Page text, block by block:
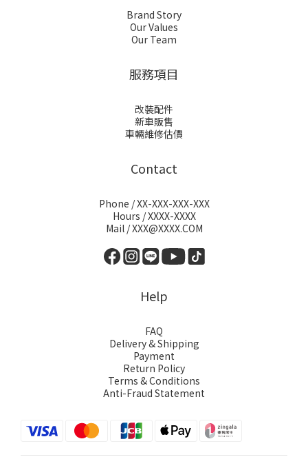
Brand Story
Our Values
Our Team
服務項目
改裝配件
新車販售
車輛維修估價
Contact
Phone / XX-XXX-XXX-XXX
Hours / XXXX-XXXX
Mail / XXX@XXXX.COM
Help
FAQ
Delivery & Shipping
Payment
Return Policy
Terms & Conditions
Anti-Fraud Statement